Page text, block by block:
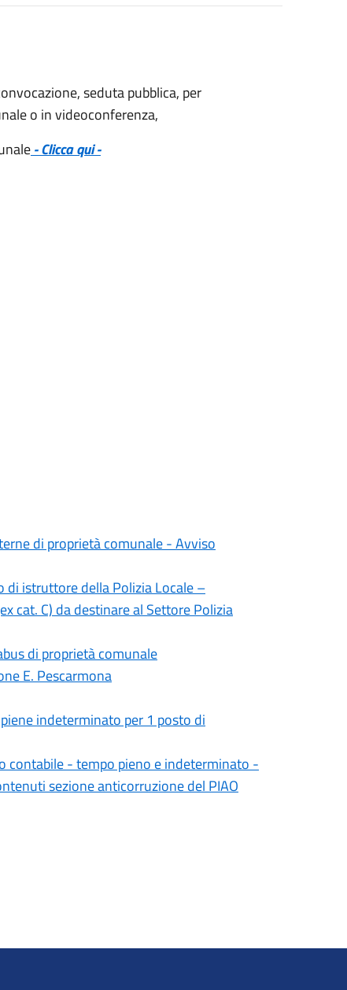
seduta pubblica, per
o in videoconferenza,
- Clicca qui -
di proprietà comunale - Avviso
di istruttore della Polizia Locale –
cat. C) da destinare al Settore Polizia
di proprietà comunale
E. Pescarmona
indeterminato per 1 posto di
contabile - tempo pieno e indeterminato -
sezione anticorruzione del PIAO